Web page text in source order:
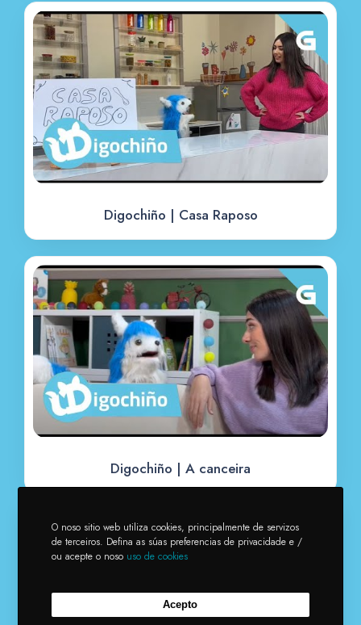
Digochiño | Casa Raposo
Digochiño | A canceira
→
©2023 Corporación Radio e Televisión de Galicia (CRTVG)
O noso sitio web utiliza cookies, principalmente de servizos
de terceiros. Defina as súas preferencias de privacidade e /
ou acepte o noso uso de cookies
Acepto